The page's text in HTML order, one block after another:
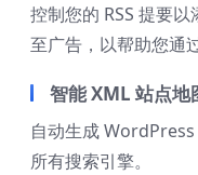
控制您的 RSS 提要
至广告，以帮助您通
智能 XML 站点地
自动生成
所有搜索引擎。